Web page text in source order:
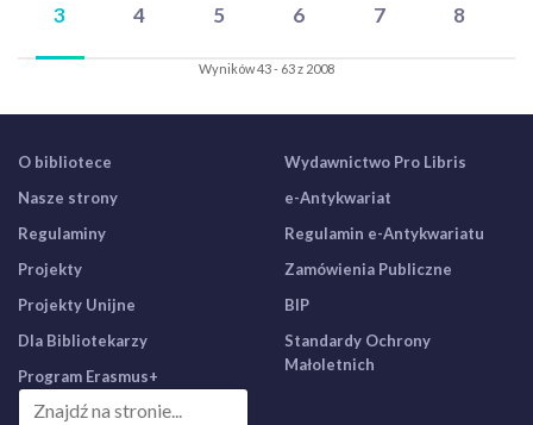
3 4 5 6 7 8
Wyników 43 - 63 z 2008
O bibliotece
Nasze strony
Regulaminy
Projekty
Projekty Unijne
Dla Bibliotekarzy
Program Erasmus+
Wydawnictwo Pro Libris
e-Antykwariat
Regulamin e-Antykwariatu
Zamówienia Publiczne
BIP
Standardy Ochrony
Małoletnich